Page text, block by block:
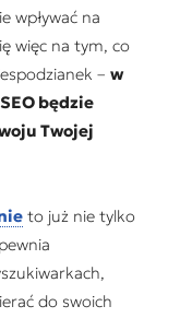
wpływać na
więc na tym, co
– w
będzie
Twojej
to już nie tylko
do swoich